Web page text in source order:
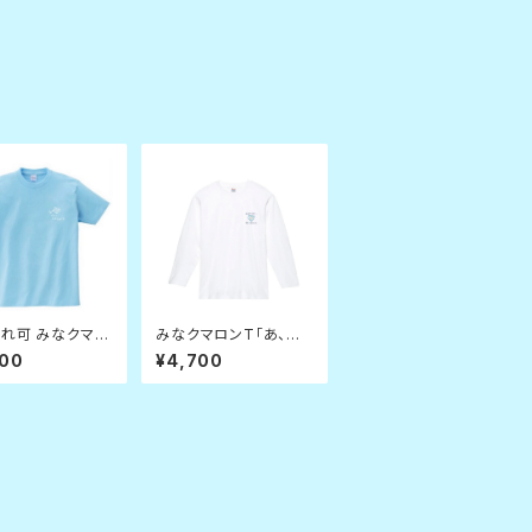
可 みなクマ
しようぜＴシャ
色) Mサイズ
みなクマロンT「あ、ご
めんなさい聞いてませ
んでした」白XLサイズ
¥4,700